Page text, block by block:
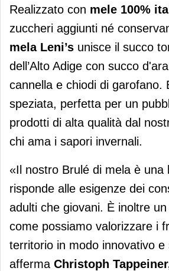
Realizzato con mele 100%
zuccheri aggiunti né
mela Leni’s unisce il succo
dell’Alto Adige con succo
cannella e chiodi di garofano.
speziata, perfetta per un
prodotti di alta qualità dal
chi ama i sapori invernali.
«Il nostro Brulé di mela è una
risponde alle esigenze dei
adulti che giovani. È inoltre
come possiamo valorizzare i
territorio in modo innovativo e
afferma Christoph